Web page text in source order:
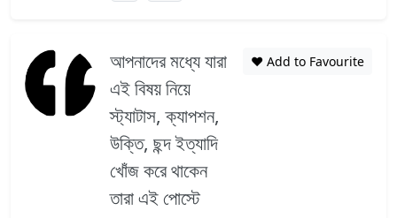
আপনাদের মধ্যে যারা
এই বিষয় নিয়ে
স্ট্যাটাস, ক্যাপশন,
উক্তি, ছন্দ ইত্যাদি
খোঁজ করে থাকেন
তারা এই পোস্টে
❤️ Add to Favourite